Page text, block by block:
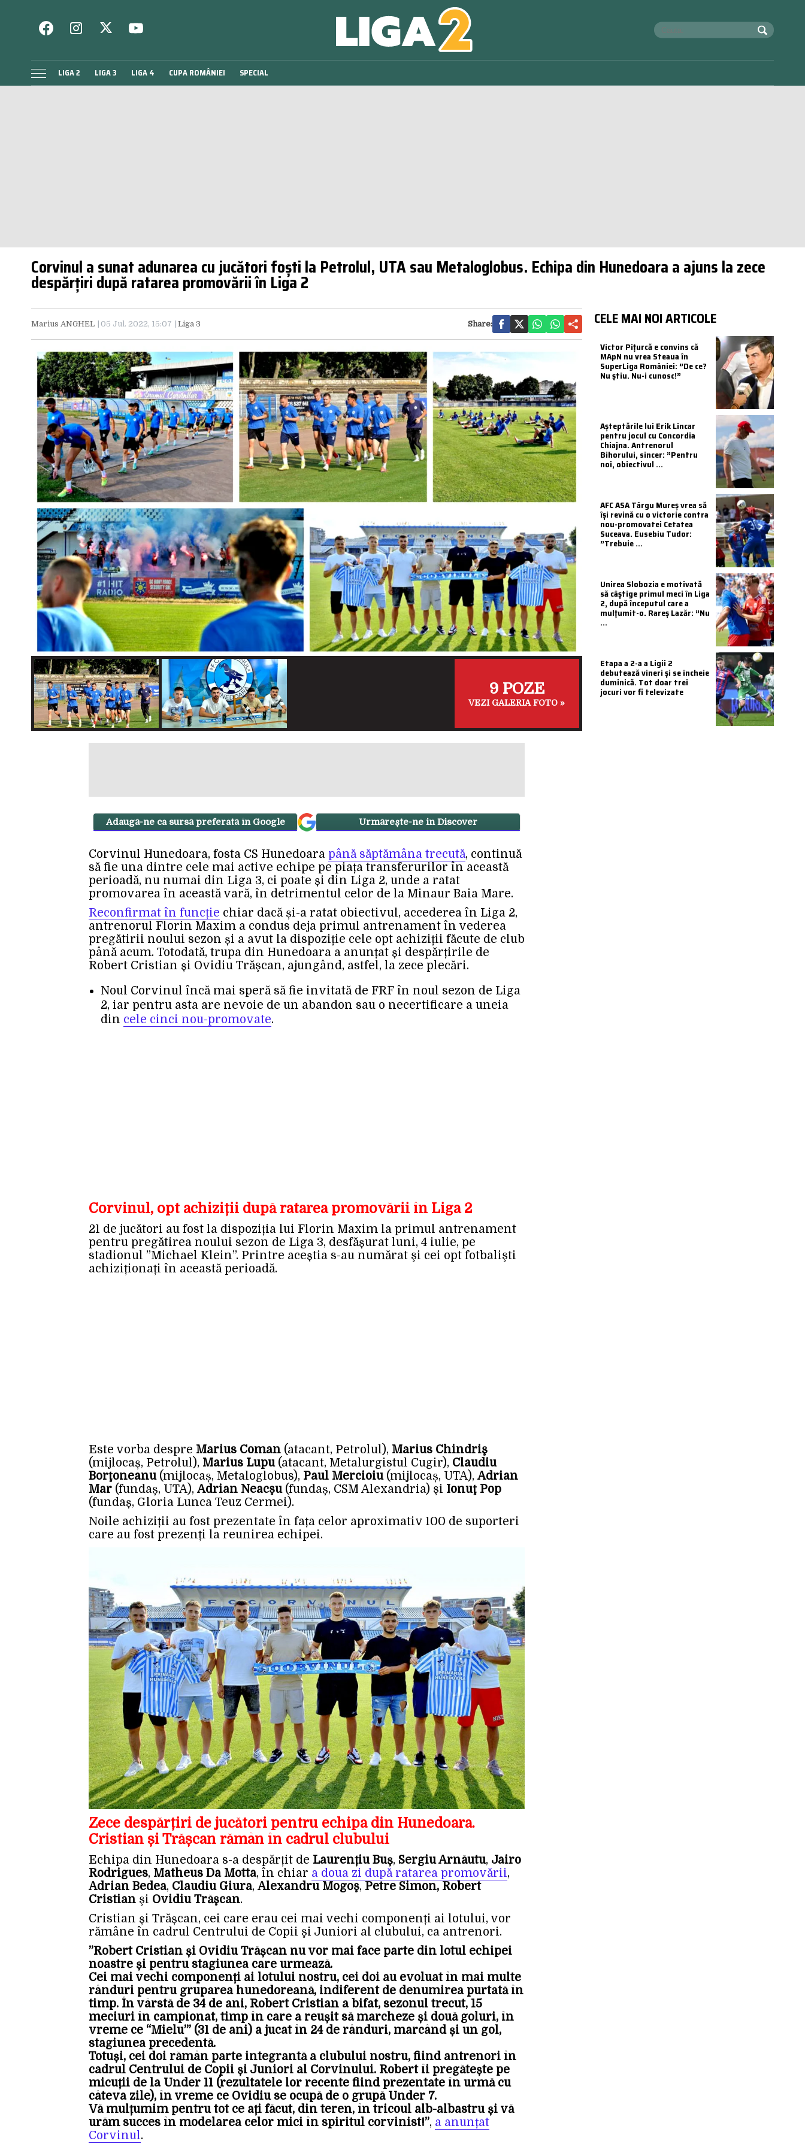
LIGA 2 LIGA 3 LIGA 4 CUPA ROMÂNIEI SPECIAL
Corvinul a sunat adunarea cu jucători foști la Petrolul, UTA sau Metaloglobus. Echipa din Hunedoara a ajuns la zece
despărțiri după ratarea promovării în Liga 2
Marius ANGHEL 05 Jul. 2022, 15:07 Liga 3 Share:
9 POZE
VEZI GALERIA FOTO »
Adaugă-ne ca sursă preferată în Google Urmărește-ne in Discover
Corvinul Hunedoara, fosta CS Hunedoara până săptămâna trecută, continuă
să fie una dintre cele mai active echipe pe piața transferurilor în această
perioadă, nu numai din Liga 3, ci poate și din Liga 2, unde a ratat
promovarea în această vară, în detrimentul celor de la Minaur Baia Mare.
Reconfirmat în funcție chiar dacă și-a ratat obiectivul, accederea în Liga 2,
antrenorul Florin Maxim a condus deja primul antrenament în vederea
pregătirii noului sezon și a avut la dispoziție cele opt achiziții făcute de club
până acum. Totodată, trupa din Hunedoara a anunțat și despărțirile de
Robert Cristian și Ovidiu Trăşcan, ajungând, astfel, la zece plecări.
Noul Corvinul încă mai speră să fie invitată de FRF în noul sezon de Liga
2, iar pentru asta are nevoie de un abandon sau o necertificare a uneia
din cele cinci nou-promovate.
Corvinul, opt achiziții după ratarea promovării în Liga 2
21 de jucători au fost la dispoziția lui Florin Maxim la primul antrenament
pentru pregătirea noului sezon de Liga 3, desfășurat luni, 4 iulie, pe
stadionul ”Michael Klein”. Printre aceștia s-au numărat şi cei opt fotbalişti
achiziționați în această perioadă.
Este vorba despre Marius Coman (atacant, Petrolul), Marius Chindriş
(mijlocaș, Petrolul), Marius Lupu(atacant, Metalurgistul Cugir), Claudiu
Borţoneanu(mijlocaș, Metaloglobus), Paul Mercioiu(mijlocaș, UTA), Adrian
Mar (fundaș, UTA), Adrian Neacşu(fundaș, CSM Alexandria) şi Ionuţ Pop
(fundaș, Gloria Lunca Teuz Cermei).
Noile achiziții au fost prezentate în fața celor aproximativ 100 de suporteri
care au fost prezenți la reunirea echipei.
Zece despărțiri de jucători pentru echipa din Hunedoara.
Cristian și Trășcan rămân în cadrul clubului
Echipa din Hunedoara s-a despărțit de Laurențiu Buș, Sergiu Arnăutu, Jairo
Rodrigues, Matheus Da Motta, în chiar a doua zi după ratarea promovării,
Adrian Bedea, Claudiu Giura, Alexandru Mogoş, Petre Simon, Robert
Cristian şi Ovidiu Trăşcan.
Cristian și Trășcan, cei care erau cei mai vechi componenți ai lotului, vor
rămâne în cadrul Centrului de Copii şi Juniori al clubului, ca antrenori.
”Robert Cristian și Ovidiu Trășcan nu vor mai face parte din lotul echipei
noastre și pentru stagiunea care urmează.
Cei mai vechi componenți ai lotului nostru, cei doi au evoluat în mai multe
rânduri pentru gruparea hunedoreană, indiferent de denumirea purtată în
timp. În vârstă de 34 de ani, Robert Cristian a bifat, sezonul trecut, 15
meciuri în campionat, timp în care a reușit să marcheze și două goluri, în
vreme ce “Mielu’” (31 de ani) a jucat în 24 de rânduri, marcând și un gol,
stagiunea precedentă.
Totuși, cei doi rămân parte integrantă a clubului nostru, fiind antrenori în
cadrul Centrului de Copii și Juniori al Corvinului. Robert îi pregătește pe
micuții de la Under 11 (rezultatele lor recente fiind prezentate în urmă cu
câteva zile), în vreme ce Ovidiu se ocupă de o grupă Under 7.
Vă mulțumim pentru tot ce ați făcut, din teren, în tricoul alb-albastru și vă
urăm succes în modelarea celor mici în spiritul corvinist!”, a anunțat
Corvinul.
CELE MAI NOI ARTICOLE
Victor Pițurcă e convins că
MApN nu vrea Steaua în
SuperLiga României: ”De ce?
Nu știu. Nu-i cunosc!”
Așteptările lui Erik Lincar
pentru jocul cu Concordia
Chiajna. Antrenorul
Bihorului, sincer: ”Pentru
noi, obiectivul ...
AFC ASA Târgu Mureș vrea să
își revină cu o victorie contra
nou-promovatei Cetatea
Suceava. Eusebiu Tudor:
”Trebuie ...
Unirea Slobozia e motivată
să câștige primul meci în Liga
2, după începutul care a
mulțumit-o. Rareș Lazăr: ”Nu
...
Etapa a 2-a a Ligii 2
debutează vineri și se încheie
duminică. Tot doar trei
jocuri vor fi televizate